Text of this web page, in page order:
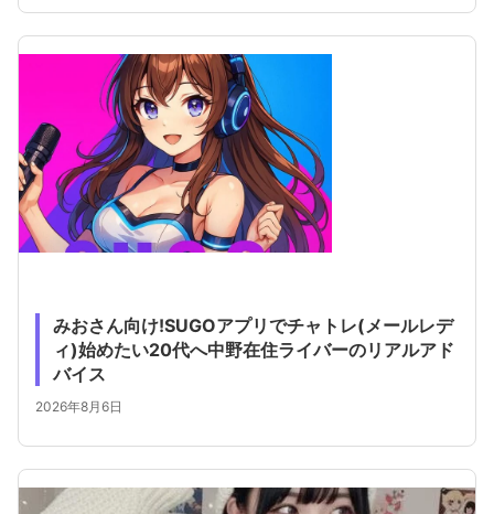
みおさん向け!SUGOアプリでチャトレ(メールレデ
ィ)始めたい20代へ中野在住ライバーのリアルアド
バイス
2026年8月6日